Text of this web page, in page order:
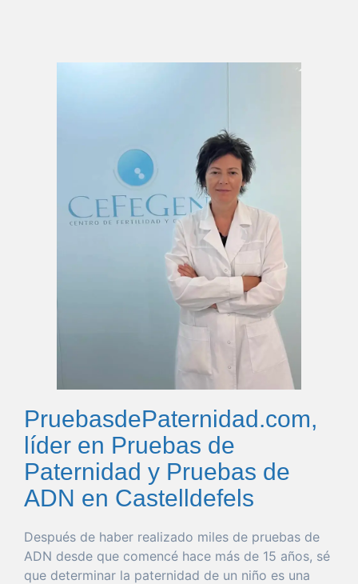
PruebasdePaternidad.com,
líder en Pruebas de
Paternidad y Pruebas de
ADN en Castelldefels
Después de haber realizado miles de pruebas de
ADN desde que comencé hace más de 15 años, sé
que determinar la paternidad de un niño es una